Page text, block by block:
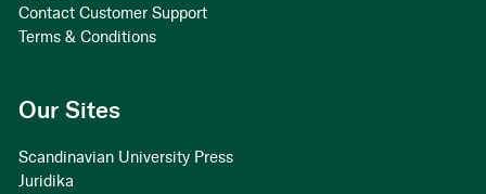
Contact Customer Support
Terms & Conditions
Our Sites
Scandinavian University Press
Juridika